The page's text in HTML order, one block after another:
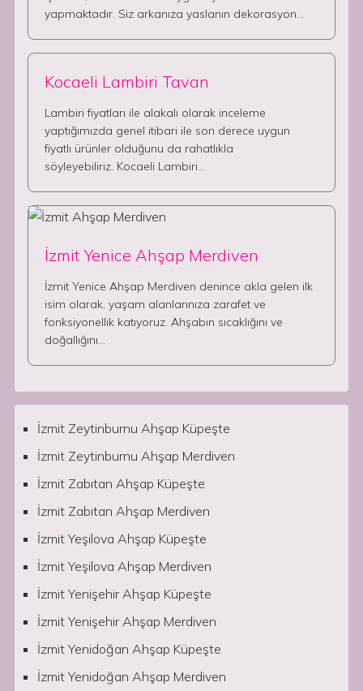
yapmaktadır. Siz arkanıza yaslanın dekorasyon…
Kocaeli Lambiri Tavan
Lambiri fiyatları ile alakalı olarak inceleme
yaptığımızda genel itibari ile son derece uygun
fiyatlı ürünler olduğunu da rahatlıkla
söyleyebiliriz. Kocaeli Lambiri…
İzmit Yenice Ahşap Merdiven
İzmit Yenice Ahşap Merdiven denince akla gelen ilk
isim olarak, yaşam alanlarınıza zarafet ve
fonksiyonellik katıyoruz. Ahşabın sıcaklığını ve
doğallığını…
İzmit Zeytinburnu Ahşap Küpeşte
İzmit Zeytinburnu Ahşap Merdiven
İzmit Zabıtan Ahşap Küpeşte
İzmit Zabıtan Ahşap Merdiven
İzmit Yeşilova Ahşap Küpeşte
İzmit Yeşilova Ahşap Merdiven
İzmit Yenişehir Ahşap Küpeşte
İzmit Yenişehir Ahşap Merdiven
İzmit Yenidoğan Ahşap Küpeşte
İzmit Yenidoğan Ahşap Merdiven